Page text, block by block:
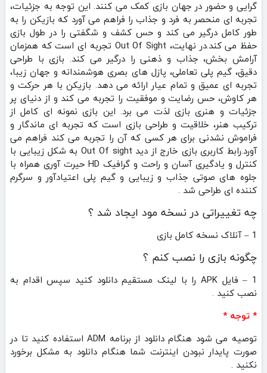
گرایی و حضور در جهان بازی کمک می‌ کنند. این توجه به جزئیات،
تجربه‌ ای منحصر به فرد و جذاب را فراهم می‌ آورد که بازیکن را به
طور کامل درگیر می‌ کند و حس کشف و شگفتی را در طول بازی
حفظ می‌ کند.در نهایت، Out Of Sight تجربه‌ ای است که همزمان
آرامش‌ بخش، جذاب و ذهنی را درگیر می‌ کند. بازی با طراحی
دقیق، گیم‌ پلی تعاملی، پازل‌ های بصری هوشمندانه و جهان زیبا،
تجربه‌ ای عمیق و تمام‌ عیار ارائه می‌ دهد. بازیکن با هر حرکت و
هر کاوش، حس رضایت و موفقیت را تجربه می‌ کند و از دنیای پر
جزئیات و هنری بازی لذت می‌ برد. این بازی نمونه‌ ای کامل از
ترکیب هنر، خلاقیت و طراحی بازی است که تجربه‌ ای ماندگار و
فراموش‌ نشدنی برای هر کسی که آن را تجربه می‌ کند فراهم می‌
آورد.رابط کاربری بازی خارج از دید Out Of sight به شکل زیبایی با
کنترل و یادگیری آسان و راحت و گرافیک HD حیرت آوری همراه با
جلوه های صوتی جذاب و زیبایی و گیم پلی اعتیادآور و سرگرم
کننده ای طراحی شد .
چه تغییراتی در نسخه مود ایجاد شد ؟
1 – آنلاک نسخه کامل بازی
چگونه بازی را نصب کنم ؟
1 – فایل APK را با لینک مستقیم دانلود کنید سپس اقدام به
نصب کنید .
* توجه *
توصیه می شود هنگام دانلود از برنامه ADM استفاده کنید تا در
صورت پایدار نبودن اینترنت شما هنگام دانلود به مشکل برخورد
نکنید .